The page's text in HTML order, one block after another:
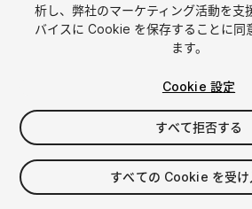
1/18
$19
消費税は決済時に計算されます
析し、弊社のマーケティング活動を支
バイスに Cookie を保存することに同
ます。
Cookie 設定
すべて拒否する
すべての Cookie を受け